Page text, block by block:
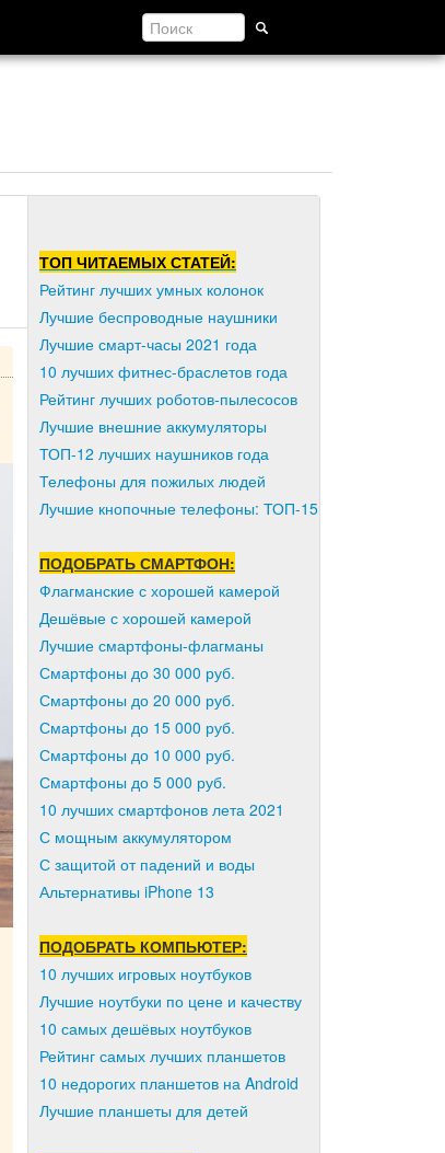
ТОП ЧИТАЕМЫХ СТАТЕЙ:
Рейтинг лучших умных колонок
Лучшие беспроводные наушники
Лучшие смарт-часы 2021 года
10 лучших фитнес-браслетов года
Рейтинг лучших роботов-пылесосов
Лучшие внешние аккумуляторы
ТОП-12 лучших наушников года
Телефоны для пожилых людей
Лучшие кнопочные телефоны: ТОП-15
ПОДОБРАТЬ СМАРТФОН:
Флагманские с хорошей камерой
Дешёвые с хорошей камерой
Лучшие смартфоны-флагманы
Смартфоны до 30 000 руб.
Смартфоны до 20 000 руб.
Смартфоны до 15 000 руб.
Смартфоны до 10 000 руб.
Смартфоны до 5 000 руб.
10 лучших смартфонов лета 2021
С мощным аккумулятором
С защитой от падений и воды
Альтернативы iPhone 13
ПОДОБРАТЬ КОМПЬЮТЕР:
10 лучших игровых ноутбуков
Лучшие ноутбуки по цене и качеству
10 самых дешёвых ноутбуков
Рейтинг самых лучших планшетов
10 недорогих планшетов на Android
Лучшие планшеты для детей